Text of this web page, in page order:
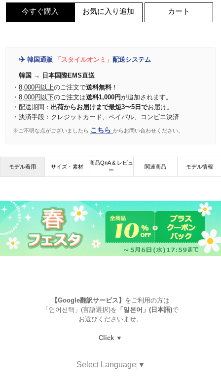
今すぐ購入 お気に入り追加 カート
✈️ 韓国通販 「スタイルオンミ」 配送システム
韓国 → 日本国際EMS直送
・ 8,000円以上のご注文で送料無料！
・ 8,000円以下のご注文は送料1,000円が追加されます。
・配送期間： 出荷からお届けまで最短3〜5日でお届け。
・決済手段：クレジットカード、ペイパル、コンビニ決済
※ご不明な点がございましたら こちら からお問い合わせください。
モデル着用 サイズ・素材
商品QnA & レビュ
ー
関連商品 モデル情報
【Google翻訳サービス】 をご利用の方は
「언어선택」(言語選択)を 「일본어」(日本語)で
お選びくださいませ。
Click ▼
Select Language ▼